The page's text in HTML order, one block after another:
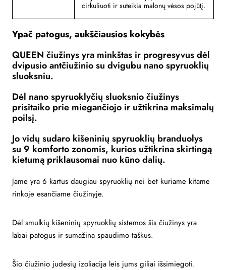
cirkuliuoti ir suteikia malonų vėsos pojūtį.
Ypač patogus, aukščiausios kokybės
QUEEN čiužinys yra minkštas ir progresyvus dėl
dvipusio antčiužinio su dvigubu nano spyruoklių
sluoksniu.
Dėl nano spyruoklyčių sluoksnio čiužinys
prisitaiko prie miegančiojo ir užtikrina maksimalų
poilsį.
Jo vidų sudaro kišeninių spyruoklių branduolys
su 9 komforto zonomis, kurios užtikrina skirtingą
kietumą priklausomai nuo kūno dalių.
Jame yra 6 kartus daugiau spyruoklių nei bet kuriame kitame
rinkoje esančiame čiužinyje.
Dėl smulkių kišeninių spyruoklių sistemos šis čiužinys yra
labai patogus ir sumažina spaudimo taškus.
Šio čiužinio judesių izoliacija leis jums giliai išsimiegoti.